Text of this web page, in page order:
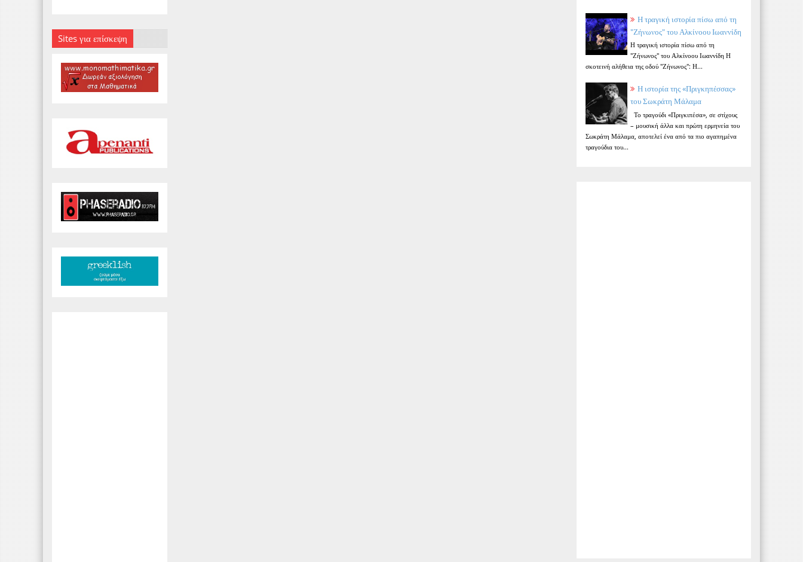
Sites για επίσκεψη
Η τραγική ιστορία πίσω από τη
"Ζήνωνος" του Αλκίνοου Ιωαννίδη
Η τραγική ιστορία πίσω από τη
"Ζήνωνος" του Αλκίνοου Ιωαννίδη Η
σκοτεινή αλήθεια της οδού "Ζήνωνος": Η...
Η ιστορία της «Πριγκηπέσσας»
του Σωκράτη Μάλαμα
Το τραγούδι «Πριγκιπέσα», σε στίχους
– μουσική άλλα και πρώτη ερμηνεία του
Σωκράτη Μάλαμα, αποτελεί ένα από τα πιο αγαπημένα
τραγούδια του...